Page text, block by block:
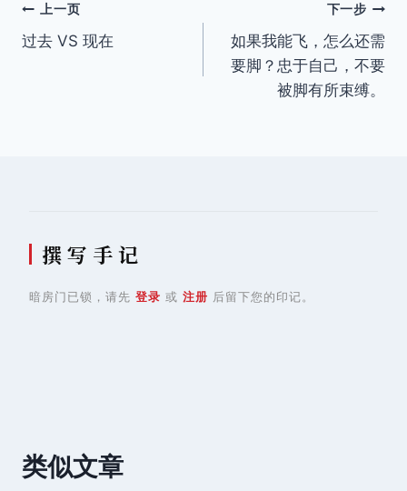
文
章
上一页
过去 VS 现在
下一步
如果我能飞，怎么还需
要脚？忠于自己，不要
被脚有所束缚。
撰 写 手 记
暗房门已锁，请先 登录 或 注册 后留下您的印记。
类似文章